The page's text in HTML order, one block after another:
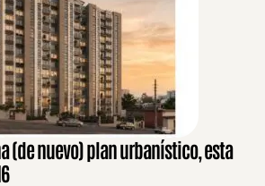
(de nuevo) plan urbanístico, esta